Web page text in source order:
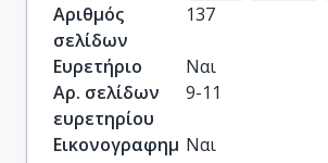
Αριθμός
σελίδων
137
Ευρετήριο
Ναι
Αρ. σελίδων
ευρετηρίου
9-11
Εικονογραφημ Ναι